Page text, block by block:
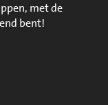
met de
bent!